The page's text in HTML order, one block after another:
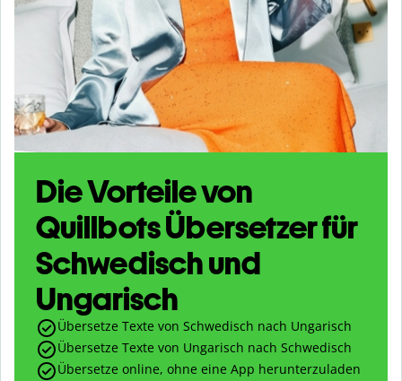
Die Vorteile von
Quillbots Übersetzer für
Schwedisch und
Ungarisch
Übersetze Texte von Schwedisch nach Ungarisch
Übersetze Texte von Ungarisch nach Schwedisch
Übersetze online, ohne eine App herunterzuladen